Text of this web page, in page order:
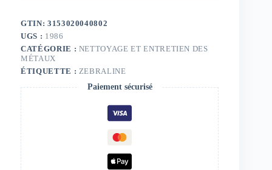
GTIN: 3153020040802
UGS : 1986
CATÉGORIE : NETTOYAGE ET ENTRETIEN DES
MÉTAUX
ÉTIQUETTE : ZEBRALINE
Paiement sécurisé